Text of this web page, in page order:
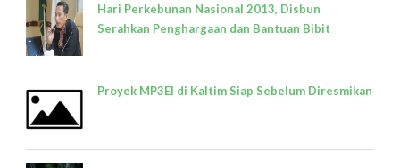
Hari Perkebunan Nasional 2013, Disbun
Serahkan Penghargaan dan Bantuan Bibit
Proyek MP3EI di Kaltim Siap Sebelum Diresmikan